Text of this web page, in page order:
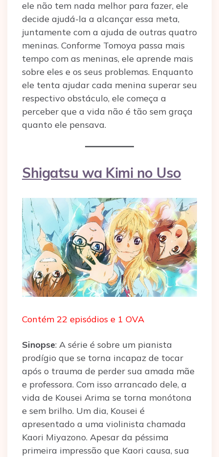
ele não tem nada melhor para fazer, ele
decide ajudá-la a alcançar essa meta,
juntamente com a ajuda de outras quatro
meninas. Conforme Tomoya passa mais
tempo com as meninas, ele aprende mais
sobre eles e os seus problemas. Enquanto
ele tenta ajudar cada menina superar seu
respectivo obstáculo, ele começa a
perceber que a vida não é tão sem graça
quanto ele pensava.
Shigatsu wa Kimi no Uso
Contém 22 episódios e 1 OVA
Sinopse: A série é sobre um pianista
prodígio que se torna incapaz de tocar
após o trauma de perder sua amada mãe
e professora. Com isso arrancado dele, a
vida de Kousei Arima se torna monótona
e sem brilho. Um dia, Kousei é
apresentado a uma violinista chamada
Kaori Miyazono. Apesar da péssima
primeira impressão que Kaori causa, sua